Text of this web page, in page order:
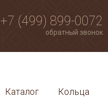
+7 (499) 899-0072
обратный звонок
Каталог Кольца